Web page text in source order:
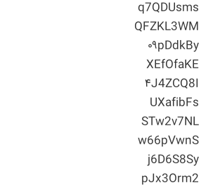
q7QDUsms
QFZKL3WM
۰۹pDdkBy
XEfOfaKE
۴J4ZCQ8I
UXafibFs
STw2v7NL
w66pVwnS
j6D6S8Sy
pJx3Orm2